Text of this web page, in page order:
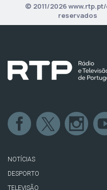
© 2011/2026
reservados
NOTÍCIAS
DESPORTO
TELEVISÃO